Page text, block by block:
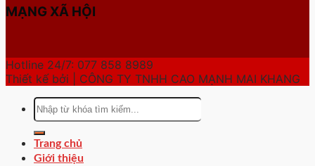
MẠNG XÃ HỘI
Hotline 24/7: 077 858 8989
Thiết kế bởi | CÔNG TY TNHH CAO MẠNH MAI KHANG
Tìm
kiếm:
Trang chủ
Giới thiệu